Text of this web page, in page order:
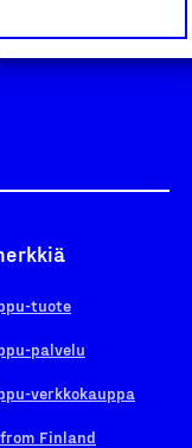
tuote
palvelu
verkkokauppa
Finland